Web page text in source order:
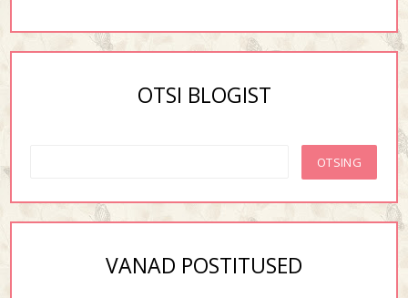
OTSI BLOGIST
VANAD POSTITUSED